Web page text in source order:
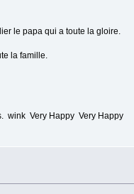
le papa qui a toute la gloire.
la famille.
wink Very Happy Very Happy